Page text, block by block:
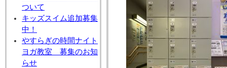
ついて
キッズスイム追加募集
中！
やすらぎの時間ナイト
ヨガ教室 募集のお知
らせ